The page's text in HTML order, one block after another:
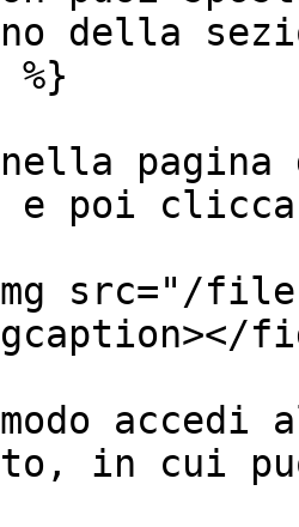
della
pagina
poi clicca
src="/
in cui